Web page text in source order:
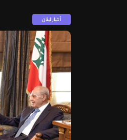
أخبار لبنان